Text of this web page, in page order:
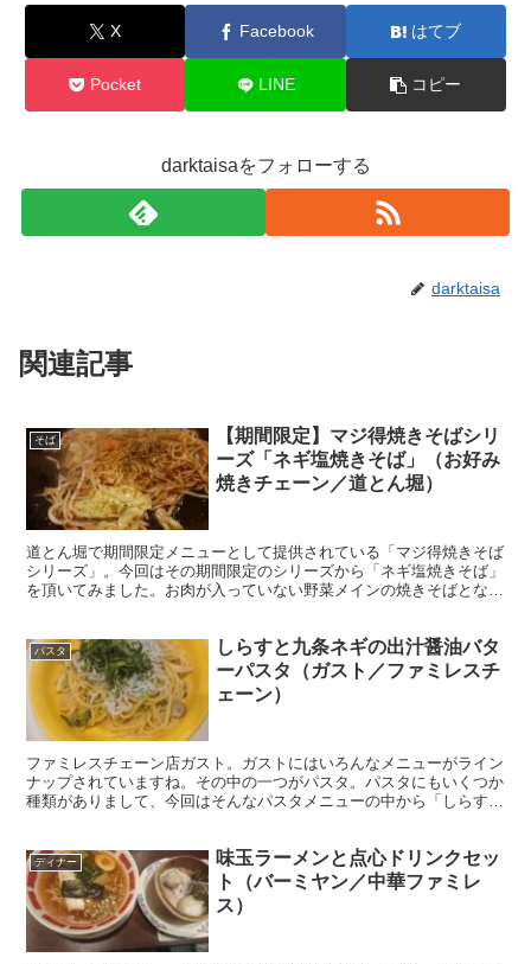
X Facebook はてブ
Pocket LINE コピー
darktaisaをフォローする
darktaisa
関連記事
そば
【期間限定】マジ得焼きそばシリ
ーズ「ネギ塩焼きそば」（お好み
焼きチェーン／道とん堀）
道とん堀で期間限定メニューとして提供されている「マジ得焼きそば
シリーズ」。今回はその期間限定のシリーズから「ネギ塩焼きそば」
を頂いてみました。お肉が入っていない野菜メインの焼きそばとなっ
パスタ
しらすと九条ネギの出汁醤油バタ
ーパスタ（ガスト／ファミレスチ
ェーン）
ファミレスチェーン店ガスト。ガストにはいろんなメニューがライン
ナップされていますね。その中の一つがパスタ。パスタにもいくつか
種類がありまして、今回はそんなパスタメニューの中から「しらすと
ディナー
味玉ラーメンと点心ドリンクセッ
ト（バーミヤン／中華ファミレ
ス）